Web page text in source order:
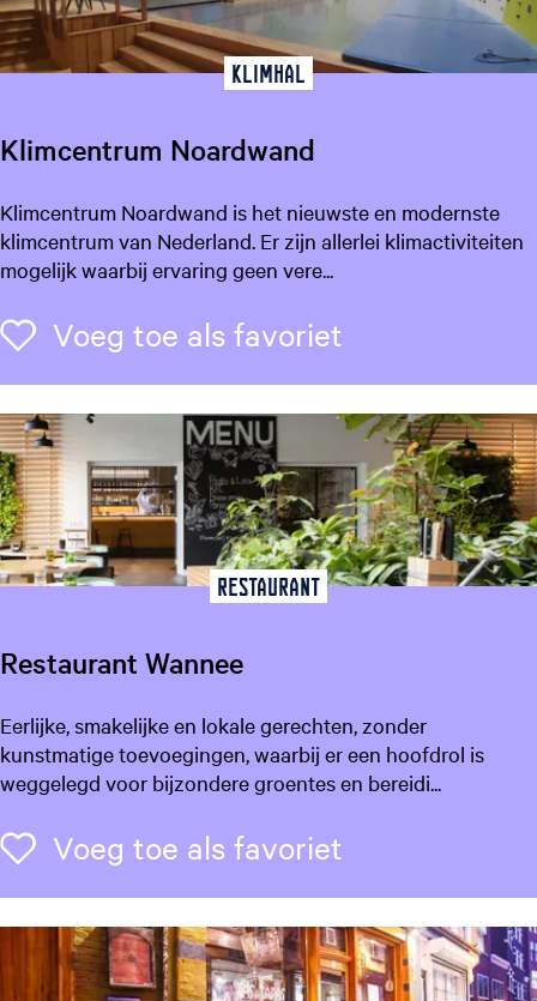
r
t
e
s
t
r
V
a
n
r
e
l
d
Klimcentrum Noardwand
K
l
i
c
n
t
r
u
m
N
o
a
w
n
d
Klimcentrum Noardwand is het nieuwste en modernste
klimcentrum van Nederland. Er zijn allerlei klimactiviteiten
mogelijk waarbij ervaring geen vere...
Klimhal
Voeg toe als favoriet
Restaurant Wannee
R
e
s
a
r
a
Eerlijke, smakelijke en lokale gerechten, zonder
kunstmatige toevoegingen, waarbij er een hoofdrol is
weggelegd voor bijzondere groentes en bereidi...
Restaurant
Voeg toe als favoriet